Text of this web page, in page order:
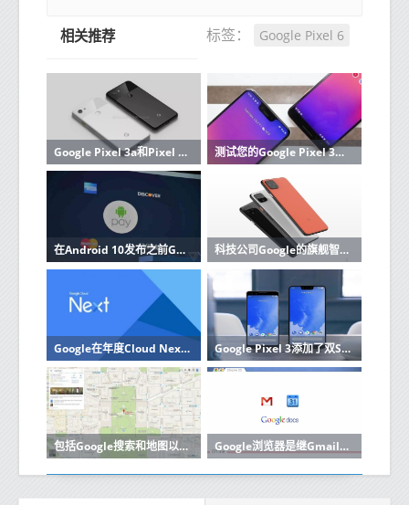
标签： Google Pixel 6
相关推荐
Google Pixel 3a和Pixel 3a XL更新将Playmoji带入前置摄像头 测试您的Google Pixel 3看看它是否有这个恼人的相机问题
在Android 10发布之前Google Pay会获得Dark Mode功能 科技公司Google的旗舰智能手机Google Pixel 4系列将于今年推出
Google在年度Cloud Next会议的第二天推出了其AI工具 Google Pixel 3添加了双SIM卡和双待机支持
包括Google搜索和地图以及许多有关支付系统的公告 Google浏览器是继Gmail之后做出的最大改变了解其特殊功能